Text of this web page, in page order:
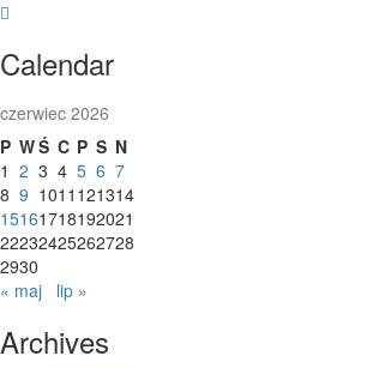
Skip
content
Calendar
czerwiec 2026
P WŚ C P S N
1 2 3 4 5 6 7
8 9 1011 121314
15161718192021
22232425262728
2930
« maj
lip »
Archives